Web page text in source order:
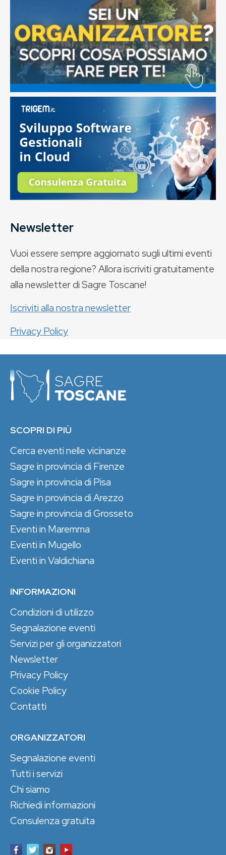
Newsletter
Vuoi essere sempre aggiornato sugli ultimi eventi
della nostra regione? Allora iscriviti gratuitamente
alla newsletter di Sagre Toscane!
Iscriviti alla nostra newsletter
Privacy Policy
SCOPRI DI PIÙ
Cerca eventi nelle vicinanze
Sagre in provincia di Firenze
Sagre in provincia di Pisa
Sagre in provincia di Arezzo
Sagre in provincia di Grosseto
Eventi in Maremma
Eventi in Mugello
Eventi in Valdichiana
INFORMAZIONI
Condizioni di utilizzo
Segnalazione eventi
Servizi per gli organizzatori
Newsletter
Privacy Policy
Cookie Policy
Contatti
ORGANIZZATORI
Segnalazione eventi
Tutti i servizi
Chi siamo
Richiedi informazioni
Consulenza gratuita